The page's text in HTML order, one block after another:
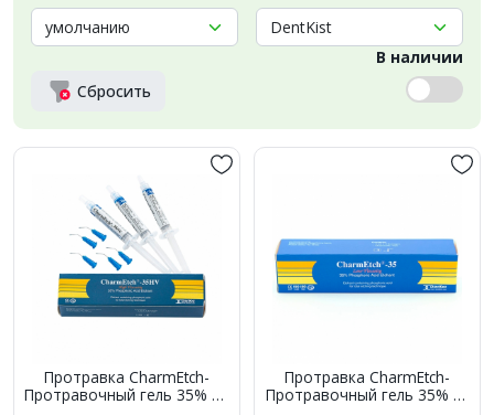
Сбросить
В наличии
Протравка CharmEtch-
Протравочный гель 35% HV
Протравка CharmEtch-
Протравочный гель 35% LV